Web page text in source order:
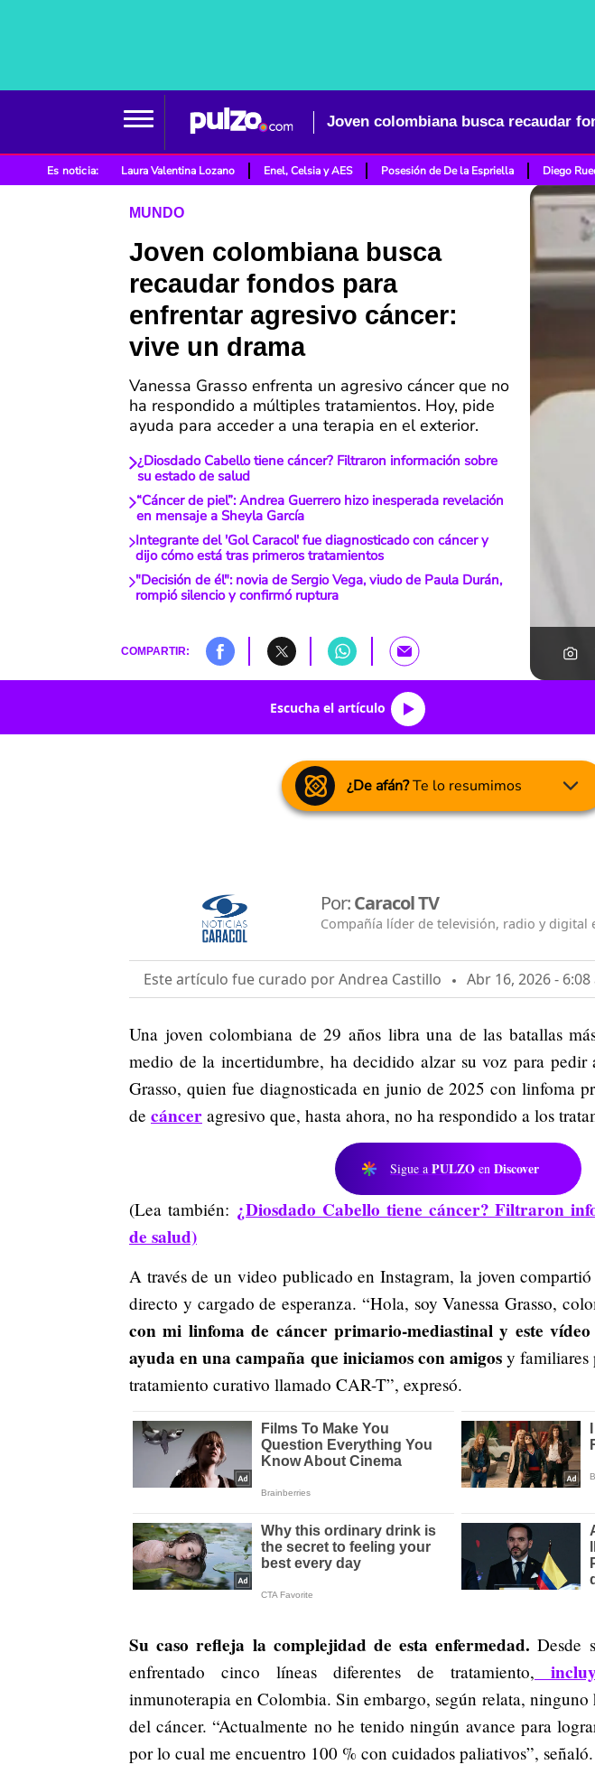
Es noticia: Laura Valentina Lozano Enel, Celsia y AES Posesión de De la Espriella Diego
MUNDO
Joven colombiana busca
recaudar fondos para
enfrentar agresivo cáncer:
vive un drama
Vanessa Grasso enfrenta un agresivo cáncer que no
ha respondido a múltiples tratamientos. Hoy, pide
ayuda para acceder a una terapia en el exterior.
¿Diosdado Cabello tiene cáncer? Filtraron información sobre
su estado de salud
“Cáncer de piel”: Andrea Guerrero hizo inesperada revelación
en mensaje a Sheyla García
Integrante del 'Gol Caracol' fue diagnosticado con cáncer y
dijo cómo está tras primeros tratamientos
"Decisión de él": novia de Sergio Vega, viudo de Paula Durán,
rompió silencio y confirmó ruptura
COMPARTIR:
Escucha el artículo
¿De afán?Te lo resumimos
Por:Caracol TV
Compañía líder de televisión, radio y digital
Este artículo fue curado por Andrea Castillo Abr 16, 2026 - 6:08
Una joven colombiana de 29 años libra una de las batallas
medio de la incertidumbre, ha decidido alzar su voz para pedir
Grasso, quien fue diagnosticada en junio de 2025 con linfoma
de cáncer agresivo que, hasta ahora, no ha respondido a los
Sigue a PULZO en Discover
(Lea también: ¿Diosdado Cabello tiene cáncer? Filtraron
de salud)
A través de un video publicado en Instagram, la joven
directo y cargado de esperanza. “Hola, soy Vanessa Grasso,
con mi linfoma de cáncer primario-mediastinal y este
ayuda en una campaña que iniciamos con amigos y familiares
tratamiento curativo llamado CAR-T”, expresó.
Su caso refleja la complejidad de esta enfermedad. Desde
enfrentado cinco líneas diferentes de tratamiento,
inmunoterapia en Colombia. Sin embargo, según relata,
del cáncer. “Actualmente no he tenido ningún avance para
por lo cual me encuentro 100 % con cuidados paliativos”, señaló.